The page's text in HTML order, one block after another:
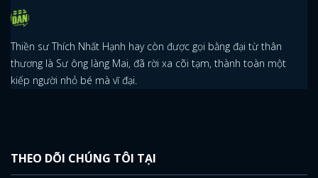
Thiền sư Thích Nhất Hạnh hay còn được gọi bằng đại từ thân
thương là Sư ông làng Mai, đã rời xa cõi tạm, thành toàn một
kiếp người nhỏ bé mà vĩ đại.
THEO DÕI CHÚNG TÔI TẠI